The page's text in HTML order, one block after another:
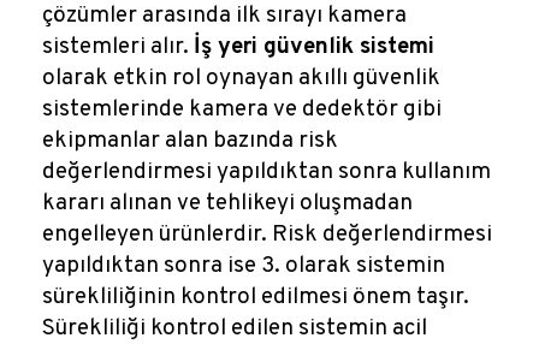
çözümler arasında ilk sırayı kamera
sistemleri alır. İş yeri güvenlik sistemi
olarak etkin rol oynayan akıllı güvenlik
sistemlerinde kamera ve dedektör gibi
ekipmanlar alan bazında risk
değerlendirmesi yapıldıktan sonra kullanım
kararı alınan ve tehlikeyi oluşmadan
engelleyen ürünlerdir. Risk değerlendirmesi
yapıldıktan sonra ise 3. olarak sistemin
sürekliliğinin kontrol edilmesi önem taşır.
Sürekliliği kontrol edilen sistemin acil